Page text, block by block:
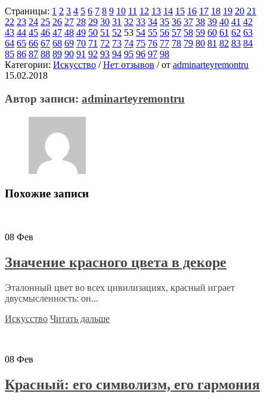
Страницы: 1 2 3 4 5 6 7 8 9 10 11 12 13 14 15 16 17 18 19 20 21
22 23 24 25 26 27 28 29 30 31 32 33 34 35 36 37 38 39 40 41 42
43 44 45 46 47 48 49 50 51 52 53 54 55 56 57 58 59 60 61 62 63
64 65 66 67 68 69 70 71 72 73 74 75 76 77 78 79 80 81 82 83 84
85 86 87 88 89 90 91 92 93 94 95 96 97 98
Категории: Искусство / Нет отзывов /от adminarteyremontru
15.02.2018
Автор записи: adminarteyremontru
Похожие записи
08 Фев
Значение красного цвета в декоре
Эталонный цвет во всех цивилизациях, красный играет
двусмысленность: он...
Искусство Читать дальше
08 Фев
Красный: его символизм, его гармония